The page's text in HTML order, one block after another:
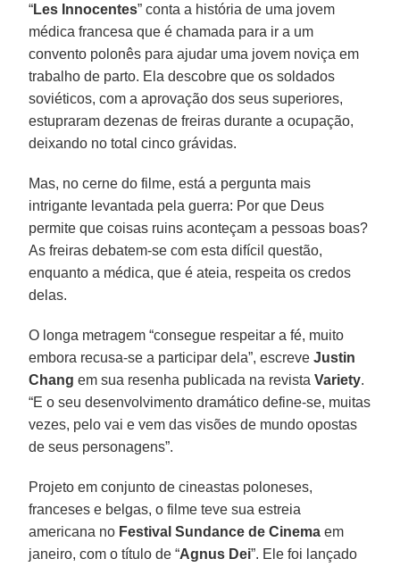
“Les Innocentes” conta a história de uma jovem
médica francesa que é chamada para ir a um
convento polonês para ajudar uma jovem noviça em
trabalho de parto. Ela descobre que os soldados
soviéticos, com a aprovação dos seus superiores,
estupraram dezenas de freiras durante a ocupação,
deixando no total cinco grávidas.
Mas, no cerne do filme, está a pergunta mais
intrigante levantada pela guerra: Por que Deus
permite que coisas ruins aconteçam a pessoas boas?
As freiras debatem-se com esta difícil questão,
enquanto a médica, que é ateia, respeita os credos
delas.
O longa metragem “consegue respeitar a fé, muito
embora recusa-se a participar dela”, escreveJustin
Chang em sua resenha publicada na revistaVariety.
“E o seu desenvolvimento dramático define-se, muitas
vezes, pelo vai e vem das visões de mundo opostas
de seus personagens”.
Projeto em conjunto de cineastas poloneses,
franceses e belgas, o filme teve sua estreia
americana no Festival Sundance de Cinema em
janeiro, com o título de “Agnus Dei”. Ele foi lançado